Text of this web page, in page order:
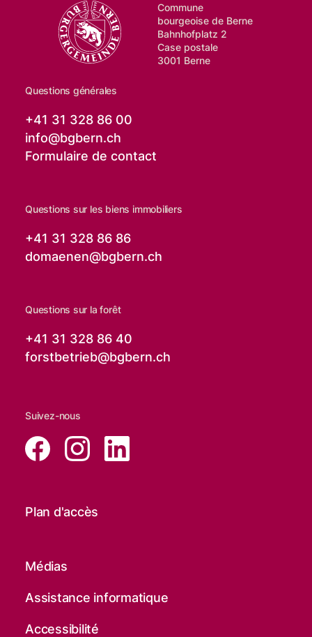
Commune
bourgeoise de Berne
Bahnhofplatz 2
Case postale
3001 Berne
Questions générales
+41 31 328 86 00
info@bgbern.ch
Formulaire de contact
Questions sur les biens immobiliers
+41 31 328 86 86
domaenen@bgbern.ch
Questions sur la forêt
+41 31 328 86 40
forstbetrieb@bgbern.ch
Suivez-nous
Plan d'accès
Médias
Assistance informatique
Accessibilité